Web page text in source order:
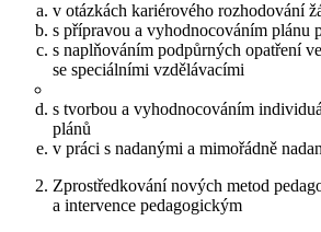
v otázkách kariérového rozhodování
s přípravou a vyhodnocováním plánu
s naplňováním podpůrných opatření
se speciálními vzdělávacími
s tvorbou a vyhodnocováním
plánů
v práci s nadanými a mimořádně
Zprostředkování nových metod
a intervence pedagogickým